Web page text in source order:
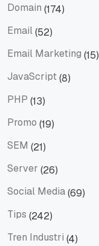
Domain (174)
Email(52)
Email Marketing (15)
JavaScript(8)
PHP (13)
Promo (19)
SEM (21)
Server (26)
Social Media(69)
Tips (242)
Tren Industri (4)